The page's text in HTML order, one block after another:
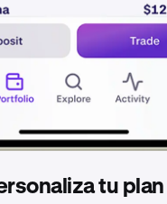
tu plan